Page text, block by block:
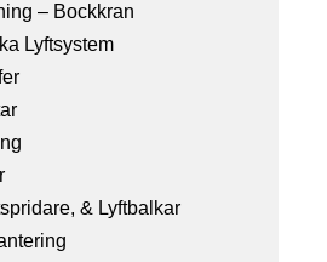
– Bockkran
Lyftsystem
& Lyftbalkar